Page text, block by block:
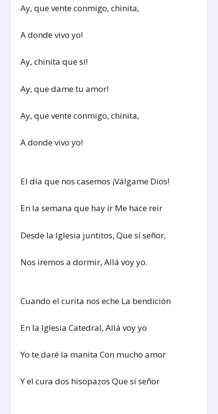
Ay, que vente conmigo, chinita,
A donde vivo yo!
Ay, chinita que sí!
Ay, que dame tu amor!
Ay, que vente conmigo, chinita,
A donde vivo yo!
El día que nos casemos ¡Válgame Dios!
En la semana que hay ir Me hace reir
Desde la Iglesia juntitos, Que sí señor,
Nos iremos a dormir, Allá voy yo.
Cuando el curita nos eche La bendición
En la Iglesia Catedral, Allá voy yo
Yo te daré la manita Con mucho amor
Y el cura dos hisopazos Que sí señor